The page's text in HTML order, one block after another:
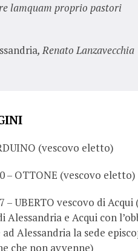
lamquam proprio pastori
, Renato Lanzavecchia
(vescovo eletto)
– OTTONE (vescovo eletto)
– UBERTO vescovo di Acqui
Alessandria e Acqui con
Alessandria la sede
che non avvenne)